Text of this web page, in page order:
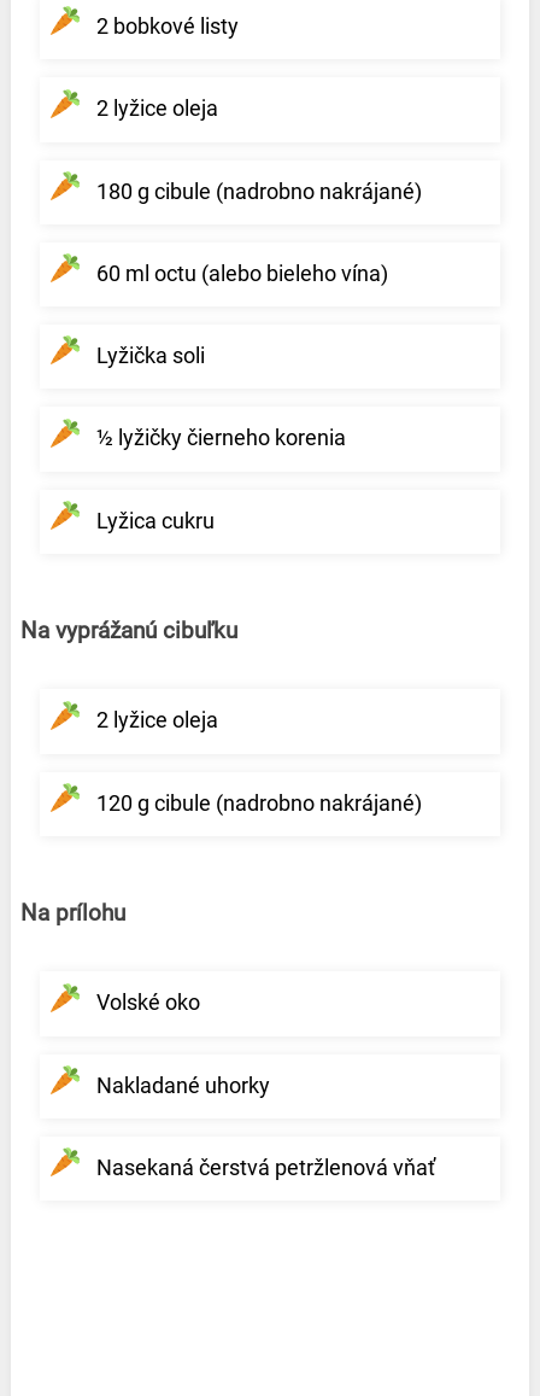
2 bobkové listy
2 lyžice oleja
180 g cibule (nadrobno nakrájané)
60 ml octu (alebo bieleho vína)
Lyžička soli
½ lyžičky čierneho korenia
Lyžica cukru
Na vyprážanú cibuľku
2 lyžice oleja
120 g cibule (nadrobno nakrájané)
Na prílohu
Volské oko
Nakladané uhorky
Nasekaná čerstvá petržlenová vňať